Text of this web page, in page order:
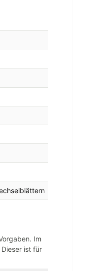
Im
ist für